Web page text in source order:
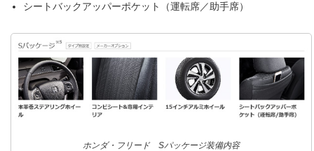
シートバックアッパーポケット（運転席／助手席）
ホンダ・フリード Sパッケージ装備内容